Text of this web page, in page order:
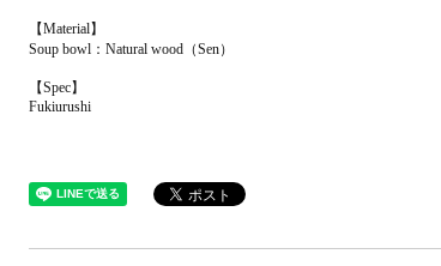
【Material】
Soup bowl：Natural wood（Sen）
【Spec】
Fukiurushi